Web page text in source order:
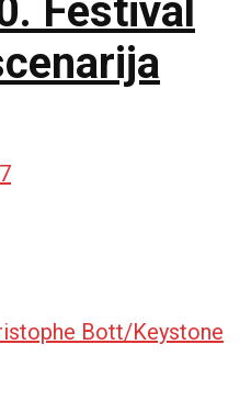
Festival